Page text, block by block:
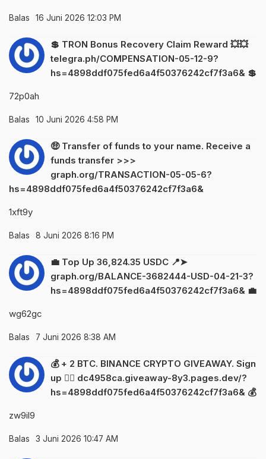
Balas 16 Juni 2026 12:03 PM
💲 TRON Bonus Recovery Claim Reward 💥💥
telegra.ph/COMPENSATION-05-12-9?
hs=4898ddf075fed6a4f50376242cf7f3a6& 💲
72p0ah
Balas 10 Juni 2026 4:58 PM
🤑 Transfer of funds to your name. Receive a
funds transfer >>>
graph.org/TRANSACTION-05-05-6?
hs=4898ddf075fed6a4f50376242cf7f3a6&
1xft9y
Balas 8 Juni 2026 8:16 PM
💼 Top Up 36,824.35 USDC 📍➤
graph.org/BALANCE-3682444-USD-04-21-3?
hs=4898ddf075fed6a4f50376242cf7f3a6& 💼
wg62gc
Balas 7 Juni 2026 8:38 AM
💰 + 2 BTC. BINANCE CRYPTO GIVEAWAY. Sign
up 👉🏽 dc4958ca.giveaway-8y3.pages.dev/?
hs=4898ddf075fed6a4f50376242cf7f3a6& 💰
zw9il9
Balas 3 Juni 2026 10:47 AM